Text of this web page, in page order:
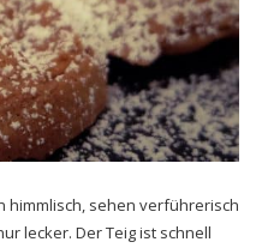
himmlisch, sehen verführerisch
lecker. Der Teig ist schnell